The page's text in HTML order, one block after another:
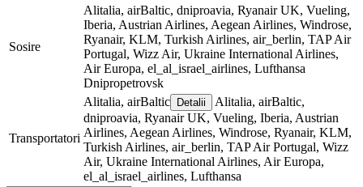
Sosire
Alitalia, airBaltic, dniproavia, Ryanair UK, Vueling,
Iberia, Austrian Airlines, Aegean Airlines, Windrose,
Ryanair, KLM, Turkish Airlines, air_berlin, TAP Air
Portugal, Wizz Air, Ukraine International Airlines,
Air Europa, el_al_israel_airlines, Lufthansa
Dnipropetrovsk
Transportatori
Alitalia, airBaltic Detalii
Alitalia, airBaltic,
dniproavia, Ryanair UK, Vueling, Iberia, Austrian
Airlines, Aegean Airlines, Windrose, Ryanair, KLM,
Turkish Airlines, air_berlin, TAP Air Portugal, Wizz
Air, Ukraine International Airlines, Air Europa,
el_al_israel_airlines, Lufthansa
©CARTO, ©OpenStreetMap